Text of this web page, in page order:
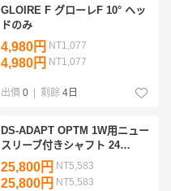
GLOIRE F グローレF 10° ヘッ
ドのみ
4,980円 NT1,077
4,980円 NT1,077
出價 0 | 剩餘 4日
DS-ADAPT OPTM 1W用ニュー
スリーブ付きシャフト 24
VENTUS BLUE VELOCORE+ 6
(S) シャフトのみ
25,800円 NT5,583
25,800円 NT5,583